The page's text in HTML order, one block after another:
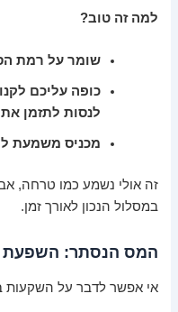
למה זה טוב?
שומר על רמת
כופה עליכם
לנסות לתזמן
מכניס משמעת
זה אולי נשמע כמו טרחה,
במסלול הנכון לאורך זמן.
המס הנסתר: השפעת
אי אפשר לדבר על השקעות